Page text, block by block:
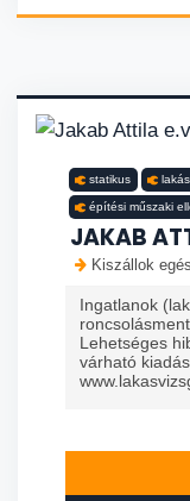
statikus
építési műszaki
JAKAB
Kiszállok
Ingatlanok
Lehetséges
várható